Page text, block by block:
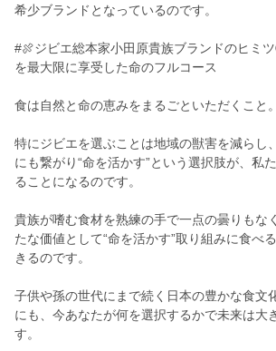
希少ブランドとなっているのです。
#🍖ジビエ総本家小田原貴族ブランドのヒミ
を最大限に享受した命のフルコース
食は自然と命の恵みをまるごといただくこと。
特にジビエを選ぶことは地域の獣害を減らし
にも繋がり“命を活かす”という選択肢が、私
ることになるのです。
貴族が嗜む食材を熟練の手で一点の曇りもな
たな価値として“命を活かす”取り組みに食べ
きるのです。
子供や孫の世代にまで続く日本の豊かな食文
にも、今あなたが何を選択するかで未来は大
す。